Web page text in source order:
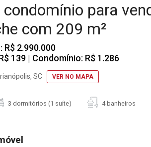
condomínio para
com 209 m²
R$ 2.990.000
139 | Condomínio: R$ 1.286
SC VER NO MAPA
3 dormitórios (1 suíte) 4 banheiros